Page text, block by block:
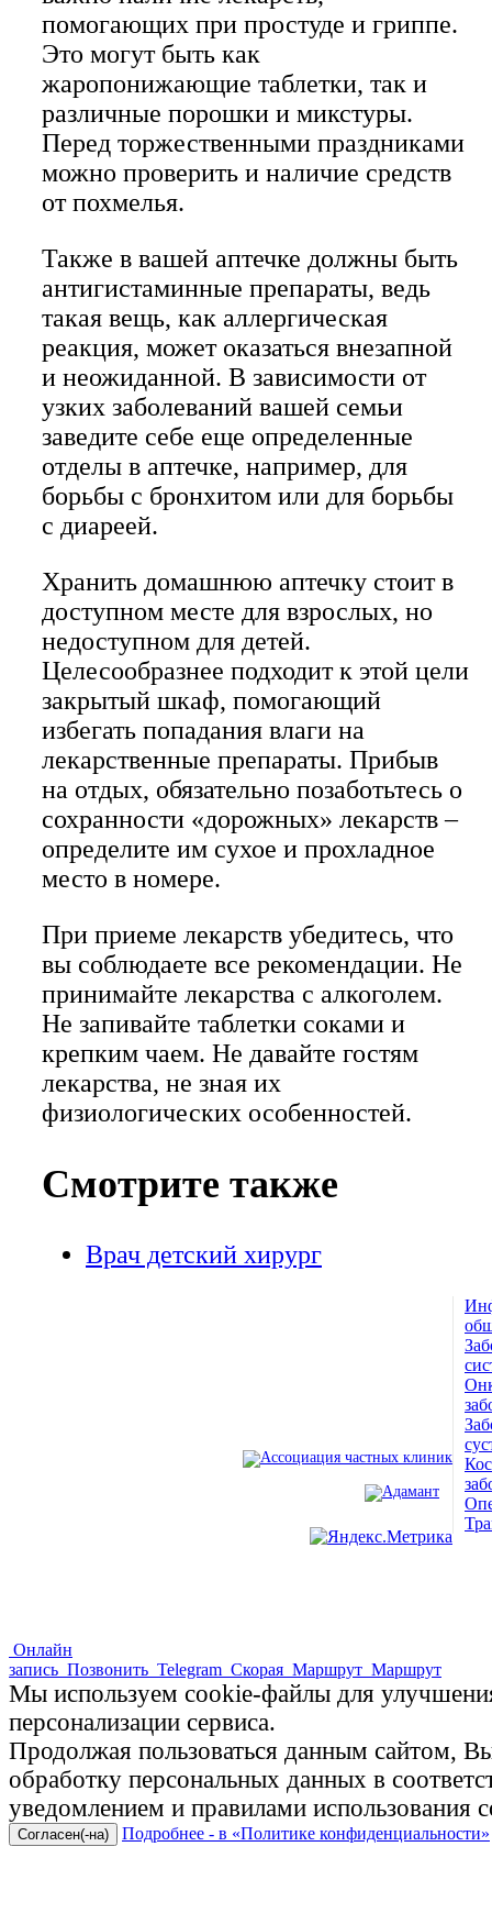
помогающих при простуде и гриппе.
Это могут быть как
жаропонижающие таблетки, так и
различные порошки и микстуры.
Перед торжественными праздниками
можно проверить и наличие средств
от похмелья.
Также в вашей аптечке должны быть
антигистаминные препараты, ведь
такая вещь, как аллергическая
реакция, может оказаться внезапной
и неожиданной. В зависимости от
узких заболеваний вашей семьи
заведите себе еще определенные
отделы в аптечке, например, для
борьбы с бронхитом или для борьбы
с диареей.
Хранить домашнюю аптечку стоит в
доступном месте для взрослых, но
недоступном для детей.
Целесообразнее подходит к этой цели
закрытый шкаф, помогающий
избегать попадания влаги на
лекарственные препараты. Прибыв
на отдых, обязательно позаботьтесь о
сохранности «дорожных» лекарств –
определите им сухое и прохладное
место в номере.
При приеме лекарств убедитесь, что
вы соблюдаете все рекомендации. Не
принимайте лекарства с алкоголем.
Не запивайте таблетки соками и
крепким чаем. Не давайте гостям
лекарства, не зная их
физиологических особенностей.
Смотрите также
Врач детский хирург
Онлайн
запись Позвонить Telegram Скорая Маршрут Маршрут
Мы используем cookie-файлы для
персонализации сервиса.
Продолжая пользоваться данным сайтом, Вы
обработку персональных данных в
уведомлением и правилами использования
Согласен(-на) Подробнее - в «Политике конфиденциальности»